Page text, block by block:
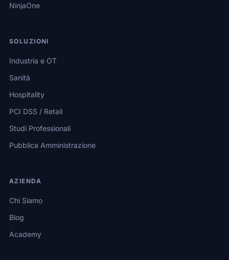
NinjaOne
SOLUZIONI
Industria e OT
Sanità
Hospitality
PCI DSS / Retail
Studi Professionali
Pubblica Amministrazione
AZIENDA
Chi Siamo
Blog
Academy